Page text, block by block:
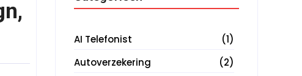
AI Telefonist
(1)
Autoverzekering
(2)